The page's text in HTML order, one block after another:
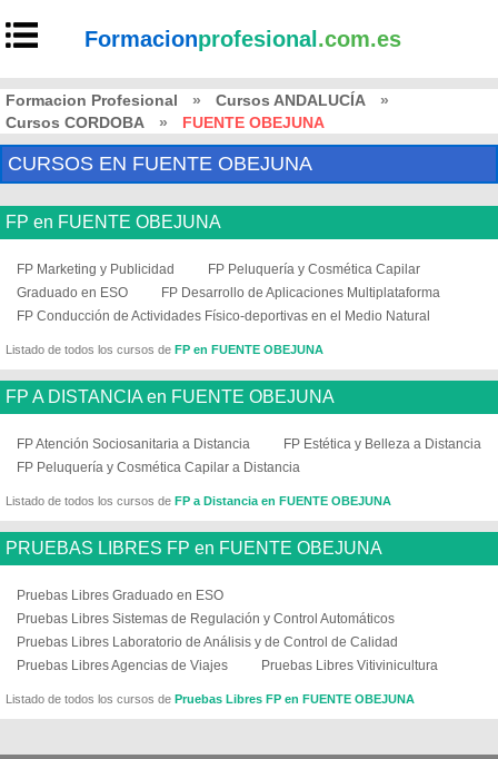
Formacionprofesional .com.es
Formacion Profesional » Cursos ANDALUCÍA
»
Cursos CORDOBA
» FUENTE OBEJUNA
CURSOS EN FUENTE OBEJUNA
FP en FUENTE OBEJUNA
FP Marketing y Publicidad
FP Peluquería y Cosmética Capilar
Graduado en ESO
FP Desarrollo de Aplicaciones Multiplataforma
FP Conducción de Actividades Físico-deportivas en el Medio Natural
Listado de todos los cursos de FP en FUENTE OBEJUNA
FP A DISTANCIA en FUENTE OBEJUNA
FP Atención Sociosanitaria a Distancia
FP Estética y Belleza a Distancia
FP Peluquería y Cosmética Capilar a Distancia
Listado de todos los cursos de FP a Distancia en FUENTE OBEJUNA
PRUEBAS LIBRES FP en FUENTE OBEJUNA
Pruebas Libres Graduado en ESO
Pruebas Libres Sistemas de Regulación y Control Automáticos
Pruebas Libres Laboratorio de Análisis y de Control de Calidad
Pruebas Libres Agencias de Viajes
Pruebas Libres Vitivinicultura
Listado de todos los cursos de Pruebas Libres FP en FUENTE OBEJUNA